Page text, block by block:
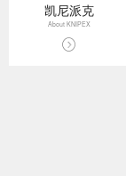
凯尼派克
About KNIPEX